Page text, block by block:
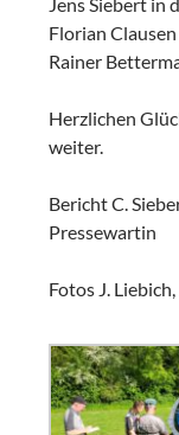
Florian
Rainer
Herzlichen
weiter.
Bericht C.
Pressewartin
Fotos J.